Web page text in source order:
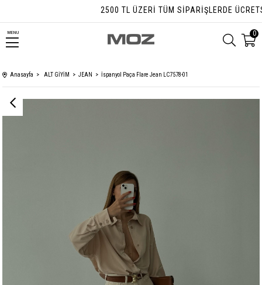
2500 TL ÜZERI TÜM SIPARIŞLERDE ÜCRETSIZ
MENU 0
Anasayfa ALT GİYİM JEAN İspanyol Paça Flare Jean LC7578-01